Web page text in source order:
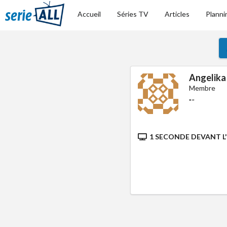
Accueil Séries TV Articles
Angelika
Membre
""
1 SECONDE DEVANT